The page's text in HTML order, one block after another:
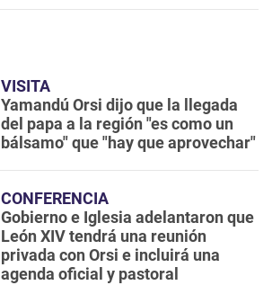
VISITA
Yamandú Orsi dijo que la llegada
del papa a la región "es como un
bálsamo" que "hay que aprovechar"
CONFERENCIA
Gobierno e Iglesia adelantaron que
León XIV tendrá una reunión
privada con Orsi e incluirá una
agenda oficial y pastoral